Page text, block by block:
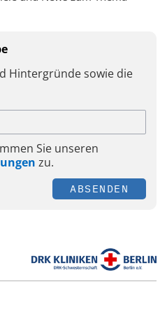
Hintergründe sowie die
Sie unseren
zu.
ABSENDEN